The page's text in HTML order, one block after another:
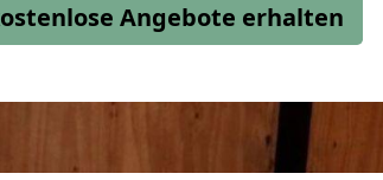
Angebote erhalten